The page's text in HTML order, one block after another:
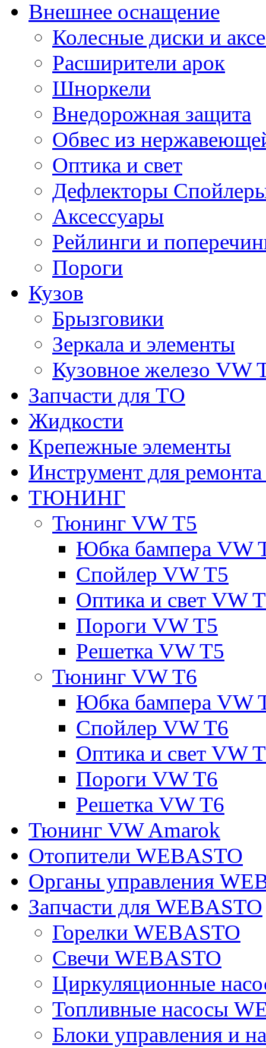
Внешнее оснащение
Колесные диски и
Расширители арок
Шноркели
Внедорожная защита
Обвес из
Оптика и свет
Дефлекторы
Аксессуары
Рейлинги и
Пороги
Кузов
Брызговики
Зеркала и элементы
Кузовное железо VW
Запчасти для ТО
Жидкости
Крепежные элементы
Инструмент для
ТЮНИНГ
Тюнинг VW T5
Юбка бампера VW
Спойлер VW T5
Оптика и свет VW
Пороги VW T5
Решетка VW T5
Тюнинг VW T6
Юбка бампера VW
Спойлер VW T6
Оптика и свет VW
Пороги VW T6
Решетка VW T6
Тюнинг VW Amarok
Отопители WEBASTO
Органы управления
Запчасти для WEBASTO
Горелки WEBASTO
Свечи WEBASTO
Циркуляционные
Топливные насосы
Блоки управления и